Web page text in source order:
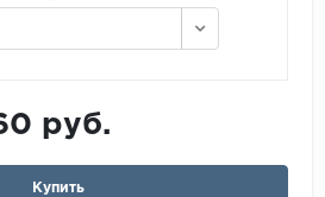
руб.
Купить